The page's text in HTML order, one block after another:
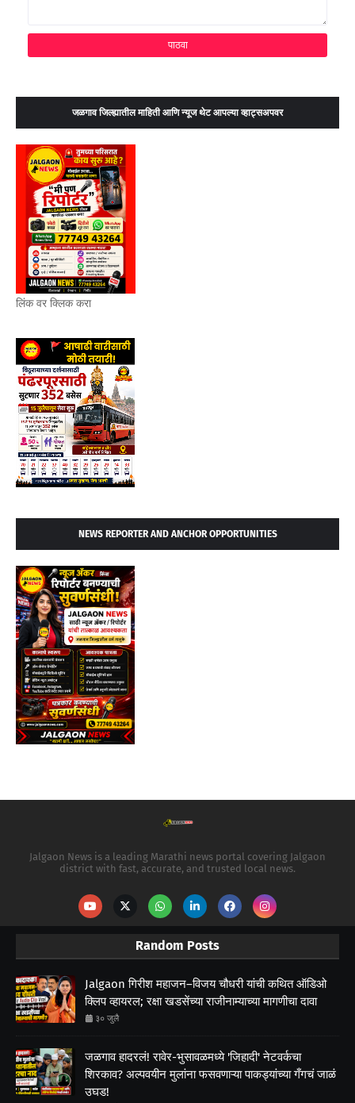
जळगाव जिल्ह्यातील माहिती आणि न्यूज थेट आपल्या व्हाट्सअपवर
लिंक वर क्लिक करा
NEWS REPORTER AND ANCHOR OPPORTUNITIES
Jalgaon News is a leading Marathi news portal covering Jalgaon
district with fast, accurate, and trusted local news.
Random Posts
Jalgaon गिरीश महाजन–विजय चौधरी यांची कथित ऑडिओ
क्लिप व्हायरल; रक्षा खडसेंच्या राजीनाम्याच्या मागणीचा दावा
३० जुलै
जळगाव हादरलं! रावेर-भुसावळमध्ये 'जिहादी' नेटवर्कचा
शिरकाव? अल्पवयीन मुलांना फसवणाऱ्या पाकड्यांच्या गँगचं जाळं
उघड!